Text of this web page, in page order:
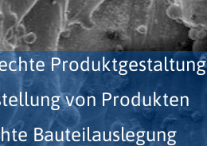
Produktgestaltung
von Produkten
Bauteilauslegung